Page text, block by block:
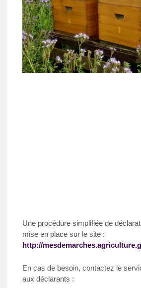
Une procédure simplifiée de
mise en place sur le site :
http://
En cas de besoin, contactez le
aux déclarants :